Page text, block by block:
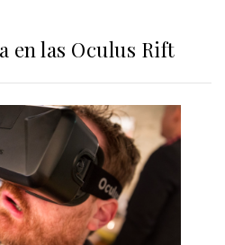
en las Oculus Rift